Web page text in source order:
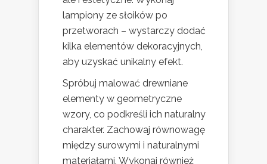
lampiony ze słoików po
przetworach – wystarczy dodać
kilka elementów dekoracyjnych,
aby uzyskać unikalny efekt.
Spróbuj malować drewniane
elementy w geometryczne
wzory, co podkreśli ich naturalny
charakter. Zachowaj równowagę
między surowymi i naturalnymi
materiałami. Wykonaj również